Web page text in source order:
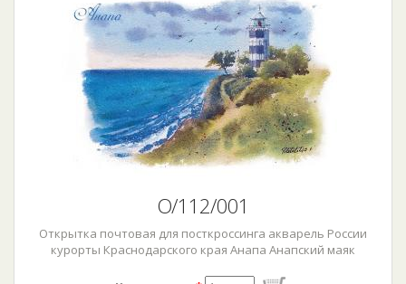
О/112/001
Открытка почтовая для посткроссинга акварель России
курорты Краснодарского края Анапа Анапский маяк